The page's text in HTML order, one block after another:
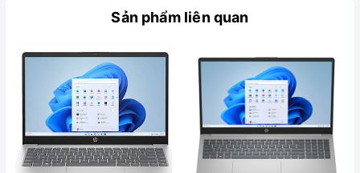
gàng nhưng vẫn mang không gian hiển thị đủ rộng giúp bạn
làm việc dễ dàng hơn trên những bảng tính Excel, hình ảnh
hiển thị rõ ràng, sắc nét.
Sản phẩm liên quan